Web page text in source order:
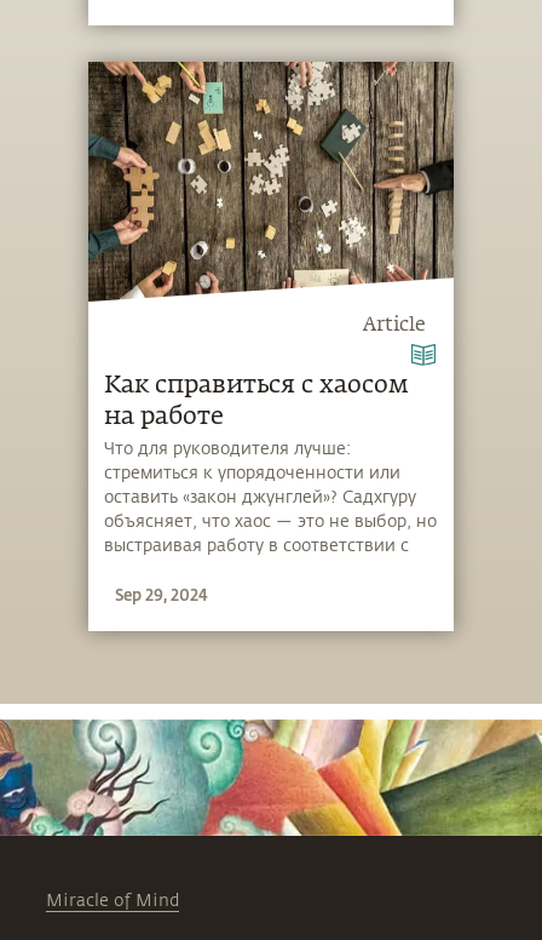
Article
Как справиться с хаосом
на работе
Что для руководителя лучше:
стремиться к упорядоченности или
оставить «закон джунглей»? Садхгуру
объясняет, что хаос — это не выбор, но
выстраивая работу в соответствии с
деятельности, вместо того чтобы
Sep 29, 2024
Miracle of Mind